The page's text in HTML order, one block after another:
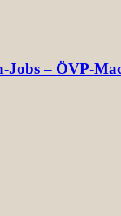
Jobs – ÖVP-